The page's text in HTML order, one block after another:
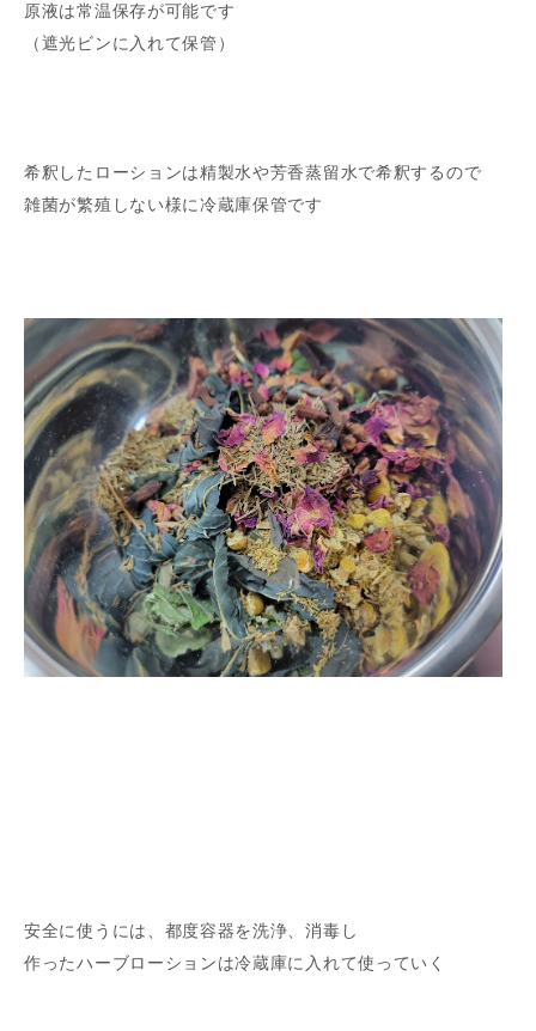
原液は常温保存が可能です
（遮光ビンに入れて保管）
希釈したローションは精製水や芳香蒸留水で希釈するので
雑菌が繁殖しない様に冷蔵庫保管です
安全に使うには、都度容器を洗浄、消毒し
作ったハーブローションは冷蔵庫に入れて使っていく